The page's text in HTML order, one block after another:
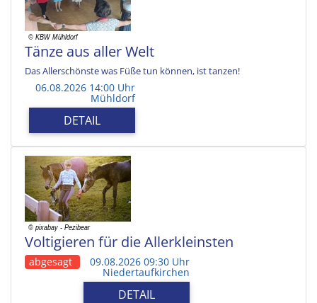
Tänze aus aller Welt
Das Allerschönste was Füße tun können, ist tanzen!
06.08.2026 14:00 Uhr
Mühldorf
DETAIL
Voltigieren für die Allerkleinsten
abgesagt 09.08.2026 09:30 Uhr
Niedertaufkirchen
DETAIL